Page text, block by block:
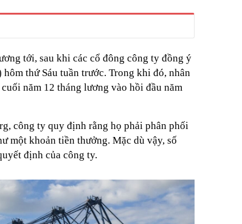
tới, sau khi các cổ đông công ty đồng ý
thứ Sáu tuần trước. Trong khi đó, nhân
năm 12 tháng lương vào hồi đầu năm
công ty quy định rằng họ phải phân phối
một khoản tiền thưởng. Mặc dù vậy, số
định của công ty.